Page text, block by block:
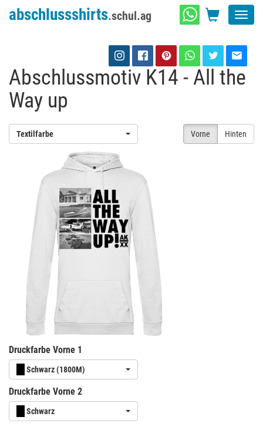
abschlussshirts.schul.ag
Abschlussmotiv K14 - All the
Way up
Vorne Hinten
Textilfarbe
Druckfarbe Vorne 1
Schwarz (1800M)
Druckfarbe Vorne 2
Schwarz